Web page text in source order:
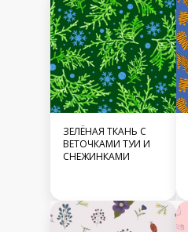
ЗЕЛЁНАЯ ТКАНЬ С
ВЕТОЧКАМИ ТУИ И
СНЕЖИНКАМИ